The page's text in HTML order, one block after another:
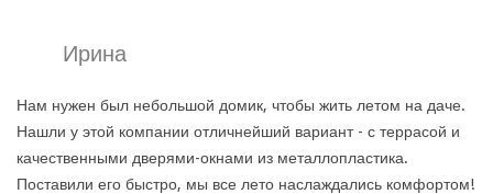
Ирина
Нам нужен был небольшой домик, чтобы жить летом на даче.
Нашли у этой компании отличнейший вариант - с террасой и
качественными дверями-окнами из металлопластика.
Поставили его быстро, мы все лето наслаждались комфортом!